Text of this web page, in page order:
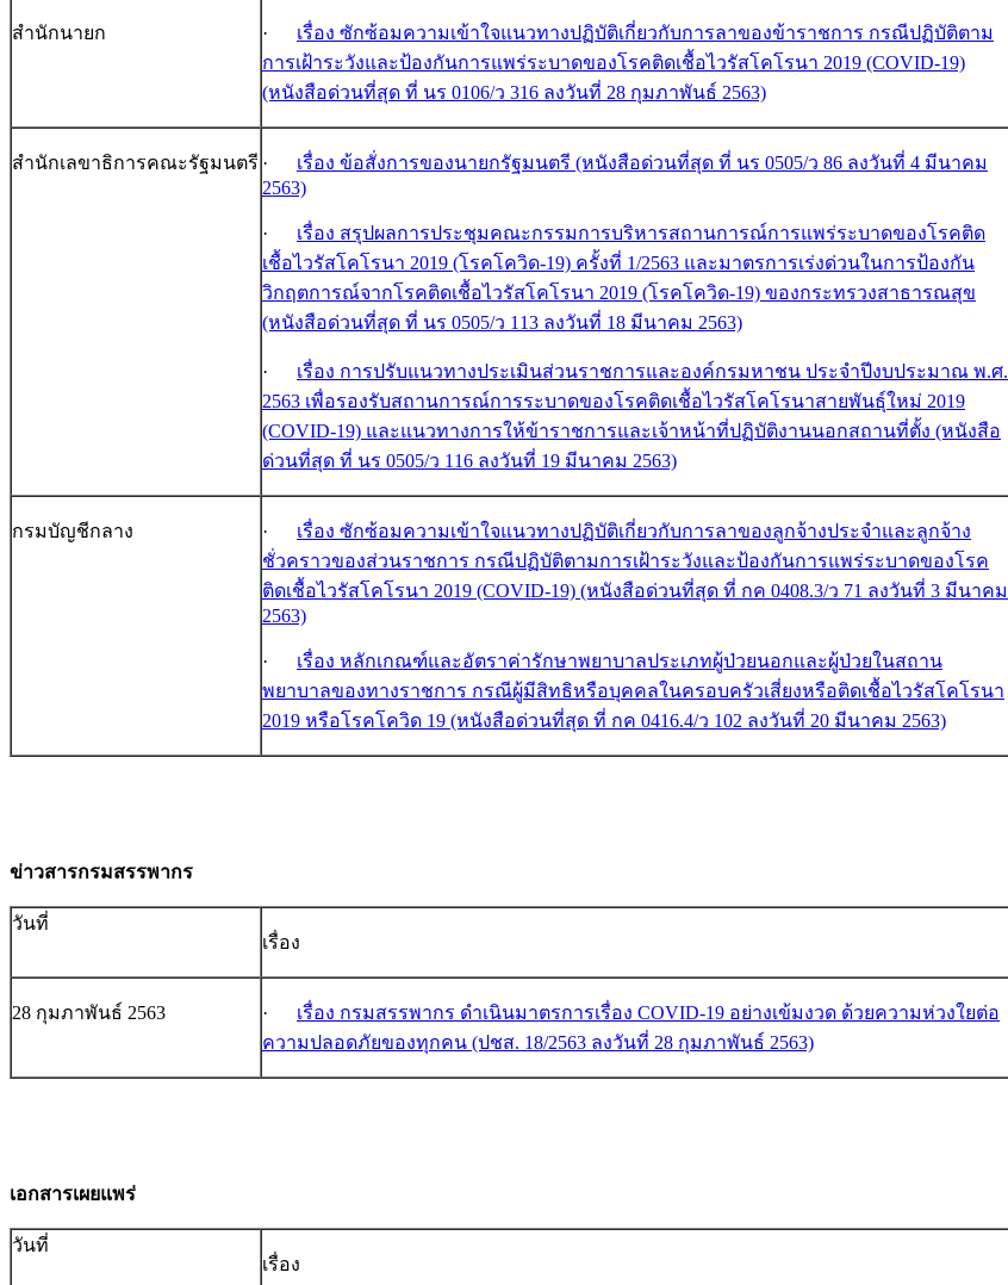
สำนักนายก ·
เรื่อง ซักซ้อมความเข้าใจแนวทางปฏิบัติเกี่ยวกับการลาของข้าราชการ กรณีปฏิบัติตาม
การเฝ้าระวังและป้องกันการแพร่ระบาดของโรคติดเชื้อไวรัสโคโรนา 2019 (COVID-19)
(หนังสือด่วนที่สุด ที่ นร 0106/ว 316 ลงวันที่ 28 กุมภาพันธ์ 2563)
สำนักเลขาธิการคณะรัฐมนตรี ·
เรื่อง ข้อสั่งการของนายกรัฐมนตรี (หนังสือด่วนที่สุด ที่ นร 0505/ว 86 ลงวันที่ 4 มีนาคม
2563)
·
เรื่อง สรุปผลการประชุมคณะกรรมการบริหารสถานการณ์การแพร่ระบาดของโรคติด
เชื้อไวรัสโคโรนา 2019 (โรคโควิด-19) ครั้งที่ 1/2563 และมาตรการเร่งด่วนในการป้องกัน
วิกฤตการณ์จากโรคติดเชื้อไวรัสโคโรนา 2019 (โรคโควิด-19) ของกระทรวงสาธารณสุข
(หนังสือด่วนที่สุด ที่ นร 0505/ว 113 ลงวันที่ 18 มีนาคม 2563)
·
เรื่อง การปรับแนวทางประเมินส่วนราชการและองค์กรมหาชน ประจำปีงบประมาณ พ.ศ.
2563 เพื่อรองรับสถานการณ์การระบาดของโรคติดเชื้อไวรัสโคโรนาสายพันธุ์ใหม่ 2019
(COVID-19) และแนวทางการให้ข้าราชการและเจ้าหน้าที่ปฏิบัติงานนอกสถานที่ตั้ง (หนังสือ
ด่วนที่สุด ที่ นร 0505/ว 116 ลงวันที่ 19 มีนาคม 2563)
กรมบัญชีกลาง ·
เรื่อง ซักซ้อมความเข้าใจแนวทางปฏิบัติเกี่ยวกับการลาของลูกจ้างประจำและลูกจ้าง
ชั่วคราวของส่วนราชการ กรณีปฏิบัติตามการเฝ้าระวังและป้องกันการแพร่ระบาดของโรค
ติดเชื้อไวรัสโคโรนา 2019 (COVID-19) (หนังสือด่วนที่สุด ที่ กค 0408.3/ว 71 ลงวันที่ 3 มีนาคม
2563)
·
เรื่อง หลักเกณฑ์และอัตราค่ารักษาพยาบาลประเภทผู้ป่วยนอกและผู้ป่วยในสถาน
พยาบาลของทางราชการ กรณีผู้มีสิทธิหรือบุคคลในครอบครัวเสี่ยงหรือติดเชื้อไวรัสโคโรนา
2019 หรือโรคโควิด 19 (หนังสือด่วนที่สุด ที่ กค 0416.4/ว 102 ลงวันที่ 20 มีนาคม 2563)
ข่าวสารกรมสรรพากร
วันที่
เรื่อง
28 กุมภาพันธ์ 2563 ·
เรื่อง กรมสรรพากร ดำเนินมาตรการเรื่อง COVID-19 อย่างเข้มงวด ด้วยความห่วงใยต่อ
ความปลอดภัยของทุกคน (ปชส. 18/2563 ลงวันที่ 28 กุมภาพันธ์ 2563)
เอกสารเผยแพร่
วันที่
เรื่อง